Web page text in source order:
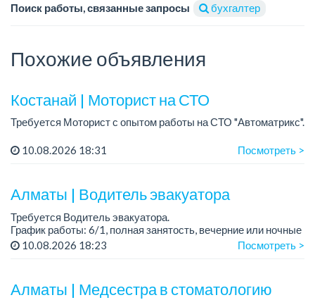
Поиск работы, связанные запросы бухгалтер
Похожие объявления
Костанай | Моторист на СТО
Требуется Моторист с опытом работы на СТО "Автоматрикс".
Условия:
10.08.2026 18:31 Посмотреть >
Алматы | Водитель эвакуатора
Требуется Водитель эвакуатора.
График работы: 6/1, полная занятость, вечерние или ночные
смены.
- знани...
10.08.2026 18:23 Посмотреть >
Алматы | Медсестра в стоматологию